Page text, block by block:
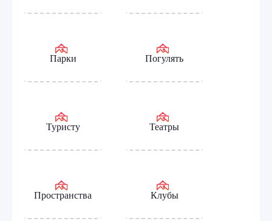
Парки Погулять
Туристу Театры
Пространства Клубы